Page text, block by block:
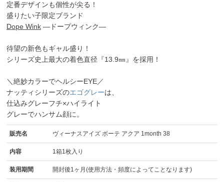
定番デザインも個性が尖る！
盛りたい子限定ブランド
Dope Wink ―ドープウィンク―
待望の新色もギャル盛り！
シリーズ史上最大の着色直径『13.9㎜』を採用！
＼絶妙カラーでヘルシーEYE／
ナッティシリーズのエゴグレーは、
仕込みグレーフチ×ハイライト
グレーでハンサム顔に。
販売名 ヴィーナスアイズ ボーテ アクア 1month 38
内容 1箱1枚入り
装用期間 開封後1ヶ月(使用方法・頻度によってことなります)